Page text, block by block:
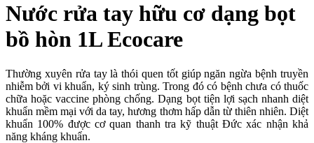
Nước rửa tay hữu cơ dạng bọt
bồ hòn 1L Ecocare
Thường xuyên rửa tay là thói quen tốt giúp ngăn ngừa bệnh truyền
nhiễm bởi vi khuẩn, ký sinh trùng. Trong đó có bệnh chưa có thuốc
chữa hoặc vaccine phòng chống. Dạng bọt tiện lợi sạch nhanh diệt
khuẩn mềm mại với da tay, hương thơm hấp dẫn từ thiên nhiên. Diệt
khuẩn 100% được cơ quan thanh tra kỹ thuật Đức xác nhận khả
năng kháng khuẩn.